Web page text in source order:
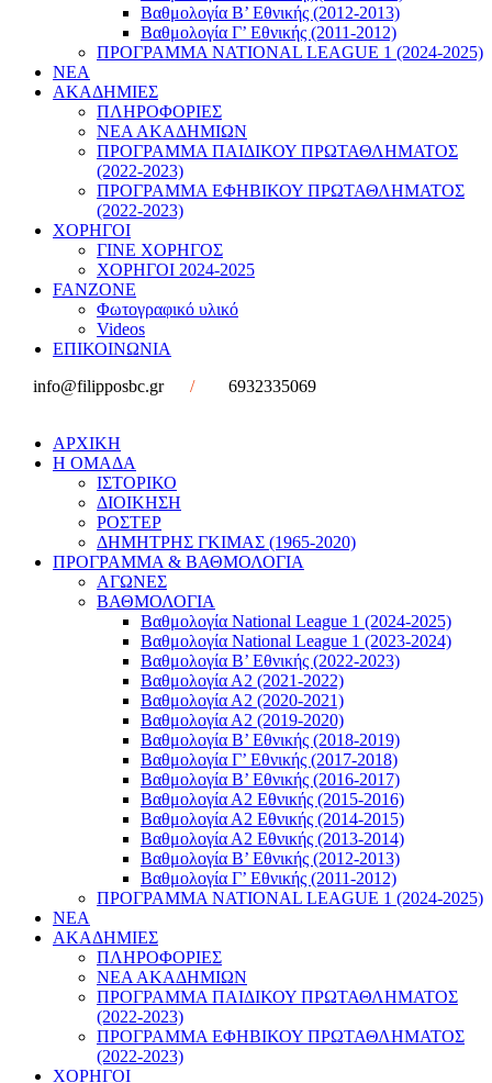
Βαθμολογία Β’ Εθνικής (2012-2013)
Βαθμολογία Γ’ Εθνικής (2011-2012)
ΠΡΟΓΡΑΜΜΑ NATIONAL LEAGUE 1 (2024-2025)
ΝΕΑ
ΑΚΑΔΗΜΙΕΣ
ΠΛΗΡΟΦΟΡΙΕΣ
ΝΕΑ ΑΚΑΔΗΜΙΩΝ
ΠΡΟΓΡΑΜΜΑ ΠΑΙΔΙΚΟΥ ΠΡΩΤΑΘΛΗΜΑΤΟΣ
(2022-2023)
ΠΡΟΓΡΑΜΜΑ ΕΦΗΒΙΚΟΥ ΠΡΩΤΑΘΛΗΜΑΤΟΣ
(2022-2023)
ΧΟΡΗΓΟΙ
ΓΙΝΕ ΧΟΡΗΓΟΣ
ΧΟΡΗΓΟΙ 2024-2025
FANZONE
Φωτογραφικό υλικό
Videos
ΕΠΙΚΟΙΝΩΝΙΑ
info@filipposbc.gr
/ 6932335069
ΑΡΧΙΚΗ
Η ΟΜΑΔΑ
ΙΣΤΟΡΙΚΟ
ΔΙΟΙΚΗΣΗ
ΡΟΣΤΕΡ
ΔΗΜΗΤΡΗΣ ΓΚΙΜΑΣ (1965-2020)
ΠΡΟΓΡΑΜΜΑ & ΒΑΘΜΟΛΟΓΙΑ
ΑΓΩΝΕΣ
ΒΑΘΜΟΛΟΓΙΑ
Βαθμολογία National League 1 (2024-2025)
Βαθμολογία National League 1 (2023-2024)
Βαθμολογία Β’ Εθνικής (2022-2023)
Βαθμολογία Α2 (2021-2022)
Βαθμολογία Α2 (2020-2021)
Βαθμολογία Α2 (2019-2020)
Βαθμολογία B’ Εθνικής (2018-2019)
Βαθμολογία Γ’ Εθνικής (2017-2018)
Βαθμολογία Β’ Εθνικής (2016-2017)
Βαθμολογία Α2 Εθνικής (2015-2016)
Βαθμολογία Α2 Εθνικής (2014-2015)
Βαθμολογία Α2 Εθνικής (2013-2014)
Βαθμολογία Β’ Εθνικής (2012-2013)
Βαθμολογία Γ’ Εθνικής (2011-2012)
ΠΡΟΓΡΑΜΜΑ NATIONAL LEAGUE 1 (2024-2025)
ΝΕΑ
ΑΚΑΔΗΜΙΕΣ
ΠΛΗΡΟΦΟΡΙΕΣ
ΝΕΑ ΑΚΑΔΗΜΙΩΝ
ΠΡΟΓΡΑΜΜΑ ΠΑΙΔΙΚΟΥ ΠΡΩΤΑΘΛΗΜΑΤΟΣ
(2022-2023)
ΠΡΟΓΡΑΜΜΑ ΕΦΗΒΙΚΟΥ ΠΡΩΤΑΘΛΗΜΑΤΟΣ
(2022-2023)
ΧΟΡΗΓΟΙ